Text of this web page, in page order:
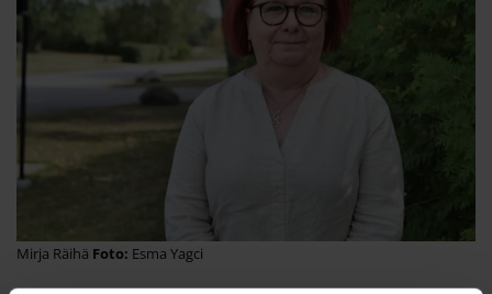
Mirja Räihä Esma Yagci